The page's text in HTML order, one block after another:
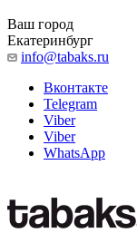
Ваш город
Екатеринбург
info@tabaks.ru
Вконтакте
Telegram
Viber
Viber
WhatsApp